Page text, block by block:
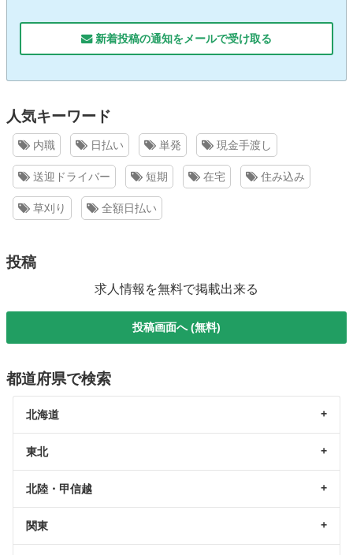
新着投稿の通知をメールで受け取る
人気キーワード
内職 日払い 単発 現金手渡し
送迎ドライバー 短期 在宅 住み込み
草刈り 全額日払い
投稿
求人情報を無料で掲載出来る
投稿画面へ (無料)
都道府県で検索
北海道
東北
北陸・甲信越
関東